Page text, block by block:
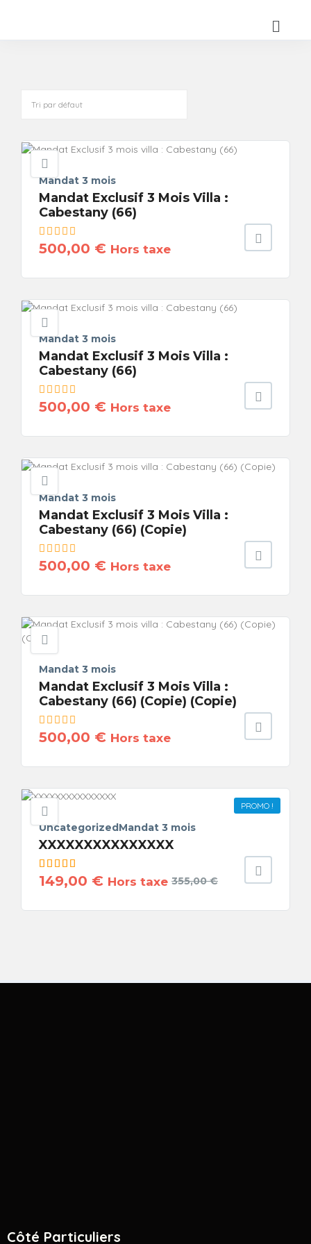
Mandat 3 mois
Mandat Exclusif 3 Mois Villa :
Cabestany (66)
500,00 € Hors taxe
Mandat 3 mois
Mandat Exclusif 3 Mois Villa :
Cabestany (66)
500,00 € Hors taxe
Mandat 3 mois
Mandat Exclusif 3 Mois Villa :
Cabestany (66) (Copie)
500,00 € Hors taxe
Mandat 3 mois
Mandat Exclusif 3 Mois Villa :
Cabestany (66) (Copie) (Copie)
500,00 € Hors taxe
PROMO !
UncategorizedMandat 3 mois
XXXXXXXXXXXXXXX
Note 4.00
sur 5
355,00€
149,00 € Hors taxe
Côté Particuliers